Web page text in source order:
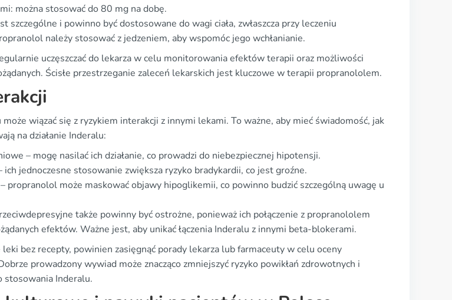
można stosować do 80 mg na dobę.
szczególne i powinno być dostosowane do wagi ciała, zwłaszcza przy leczeniu
należy stosować z jedzeniem, aby wspomóc jego wchłanianie.
uczęszczać do lekarza w celu monitorowania efektów terapii oraz możliwości
Ścisłe przestrzeganie zaleceń lekarskich jest kluczowe w terapii propranololem.
wiązać się z ryzykiem interakcji z innymi lekami. To ważne, aby mieć świadomość, jak
na działanie Inderalu:
– mogę nasilać ich działanie, co prowadzi do niebezpiecznej hipotensji.
ich jednoczesne stosowanie zwiększa ryzyko bradykardii, co jest groźne.
propranolol może maskować objawy hipoglikemii, co powinno budzić szczególną uwagę u
także powinny być ostrożne, ponieważ ich połączenie z propranololem
efektów. Ważne jest, aby unikać łączenia Inderalu z innymi beta-blokerami.
bez recepty, powinien zasięgnąć porady lekarza lub farmaceuty w celu oceny
prowadzony wywiad może znacząco zmniejszyć ryzyko powikłań zdrowotnych i
stosowania Inderalu.